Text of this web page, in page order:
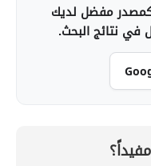
مفضل لديك
في نتائج البحث.